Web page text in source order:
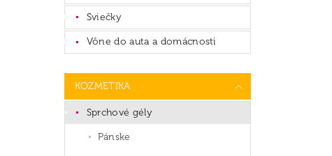
Sviečky
Vône do auta a domácnosti
KOZMETIKA
Sprchové gély
Pánske